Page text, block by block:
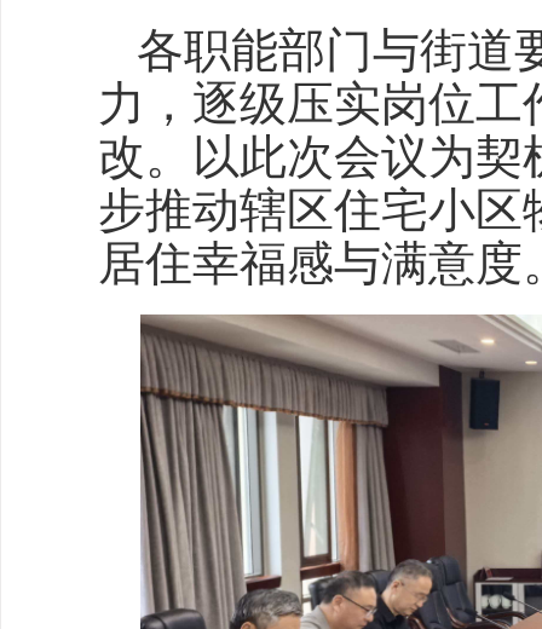
各职能部门与街道
力，逐级压实岗位
改。以此次会议为
步推动辖区住宅小
居住幸福感与满意